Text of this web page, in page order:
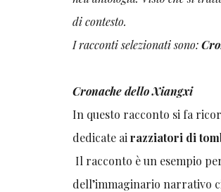
di contesto.
I racconti selezionati sono:
Cronache dello Xiangxi
In questo racconto si fa
dedicate airazziatori di
Il racconto è un esempio
dell’immaginario narrativo